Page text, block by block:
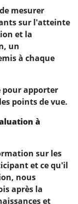
mesurer
sur l'atteinte
et la
un
à chaque
pour apporter
points de vue.
à
sur les
et ce qu'il
nous
après la
et